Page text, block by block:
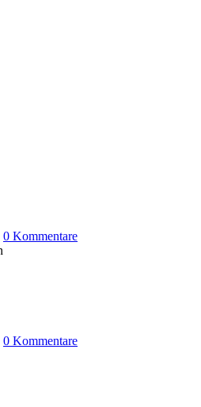
0 Kommentare
0 Kommentare